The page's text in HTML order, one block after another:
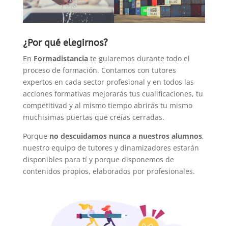
¿Por qué elegirnos?
En Formadistanciate guiaremos durante todo el
proceso de formación. Contamos con tutores
expertos en cada sector profesional y en todos las
acciones formativas mejorarás tus cualificaciones, tu
competitivad y al mismo tiempo abrirás tu mismo
muchisimas puertas que creías cerradas.
Porque no descuidamos nunca a nuestros alumnos,
nuestro equipo de tutores y dinamizadores estarán
disponibles para tí y porque disponemos de
contenidos propios, elaborados por profesionales.